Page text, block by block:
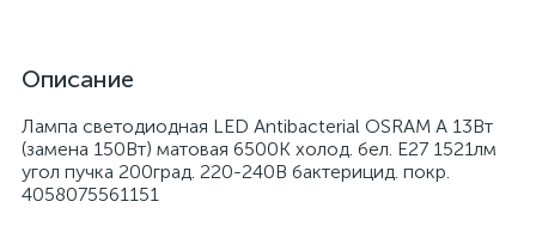
Описание
Лампа светодиодная LED Antibacterial OSRAM A 13Вт
(замена 150Вт) матовая 6500К холод. бел. E27 1521лм
угол пучка 200град. 220-240В бактерицид. покр.
4058075561151